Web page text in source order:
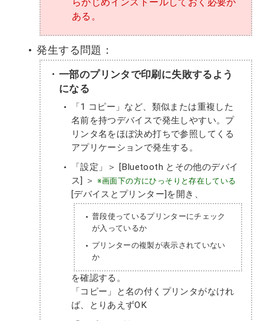
らかじめインストールしておく必要が
ある。
発生する問題：
一部のプリンタで印刷に失敗するよう
になる
「1 コピー」など、類似または重複した
名前を持つデバイスで発生しやすい。プ
リンタ名をほぼ決め打ちで参照してくる
アプリケーションで発生する。
「設定」＞ [Bluetooth とその他のデバイ
ス] ＞ ※画面下の方にひっそりと存在している
[デバイスとプリンター]を開き、
普段使っているプリンターにチェック
が入っているか
プリンターの複製が表示されていない
か
を確認する。
「コピー」と名の付くプリンタがなけれ
ば、とりあえずOK